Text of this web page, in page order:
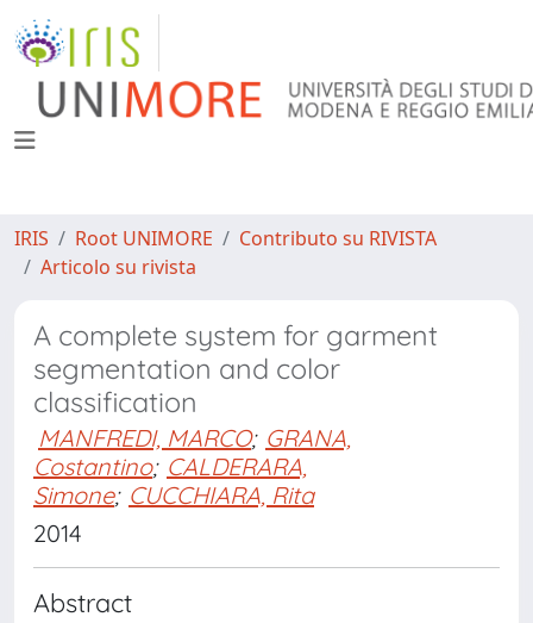
IRIS Root UNIMORE
Contributo su RIVISTA
Articolo su rivista
A complete system for garment
segmentation and color
classification
MANFREDI, MARCO; GRANA,
Costantino; CALDERARA,
Simone; CUCCHIARA, Rita
2014
Abstract